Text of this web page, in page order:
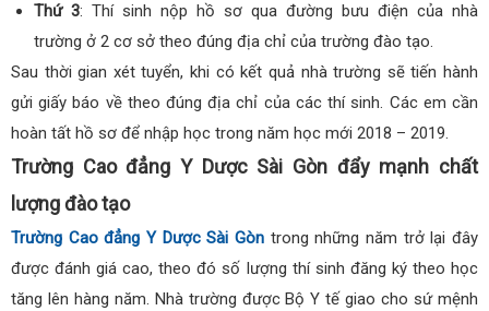
Thứ 3: Thí sinh nộp hồ sơ qua đường bưu điện của nhà
trường ở 2 cơ sở theo đúng địa chỉ của trường đào tạo.
Sau thời gian xét tuyển, khi có kết quả nhà trường sẽ tiến hành
gửi giấy báo về theo đúng địa chỉ của các thí sinh. Các em cần
hoàn tất hồ sơ để nhập học trong năm học mới 2018 – 2019.
Trường Cao đẳng Y Dược Sài Gòn đẩy mạnh chất
lượng đào tạo
Trường Cao đẳng Y Dược Sài Gòn trong những năm trở lại đây
được đánh giá cao, theo đó số lượng thí sinh đăng ký theo học
tăng lên hàng năm. Nhà trường được Bộ Y tế giao cho sứ mệnh